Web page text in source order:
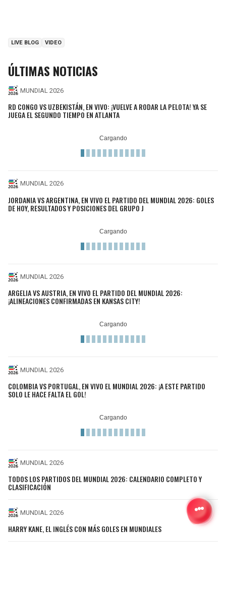
LIVE BLOG VIDEO
ÚLTIMAS NOTICIAS
MUNDIAL 2026
RD CONGO VS UZBEKISTÁN, EN VIVO: ¡VUELVE A RODAR LA PELOTA! YA SE
JUEGA EL SEGUNDO TIEMPO EN ATLANTA
MUNDIAL 2026
JORDANIA VS ARGENTINA, EN VIVO EL PARTIDO DEL MUNDIAL 2026: GOLES
DE HOY, RESULTADOS Y POSICIONES DEL GRUPO J
MUNDIAL 2026
ARGELIA VS AUSTRIA, EN VIVO EL PARTIDO DEL MUNDIAL 2026:
¡ALINEACIONES CONFIRMADAS EN KANSAS CITY!
MUNDIAL 2026
COLOMBIA VS PORTUGAL, EN VIVO EL MUNDIAL 2026: ¡A ESTE PARTIDO
SOLO LE HACE FALTA EL GOL!
MUNDIAL 2026
TODOS LOS PARTIDOS DEL MUNDIAL 2026: CALENDARIO COMPLETO Y
CLASIFICACIÓN
MUNDIAL 2026
HARRY KANE, EL INGLÉS CON MÁS GOLES EN MUNDIALES